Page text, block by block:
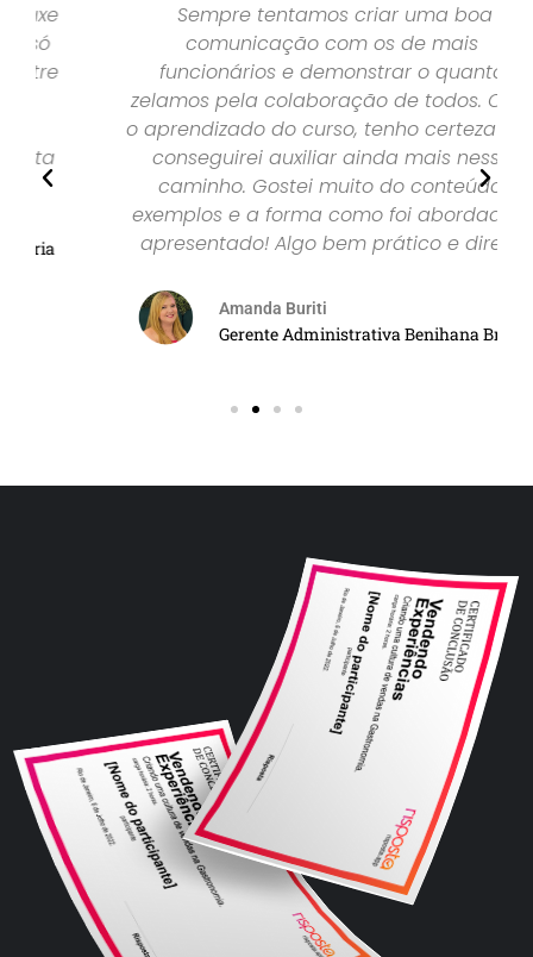
Sempre tentamos criar uma boa
comunicação com os de mais
funcionários e demonstrar o quanto
zelamos pela colaboração de todos. Com
o aprendizado do curso, tenho certeza que
conseguirei auxiliar ainda mais nesse
caminho. Gostei muito do conteúdo,
exemplos e a forma como foi abordado e
apresentado! Algo bem prático e direto.
Amanda Buriti
Gerente Administrativa Benihana Brasil